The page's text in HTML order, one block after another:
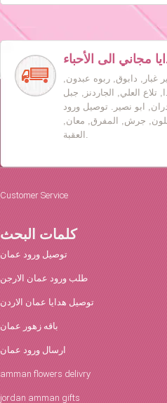
مجاني الى الأحباء
غبار, دابوق, ربوه عبدون,
تلاع العلي, الجاردنز, جبل
ابو نصير. توصيل ورود
جرش, المفرق, معان,
Customer Service
كلمات البحث
توصيل ورود عمان
طلب ورود عمان الارجن
توصيل هدايا عمان الاردن
باقه زهور عمان
ارسال ورود عمان
amman flowers delivry
jordan amman gifts